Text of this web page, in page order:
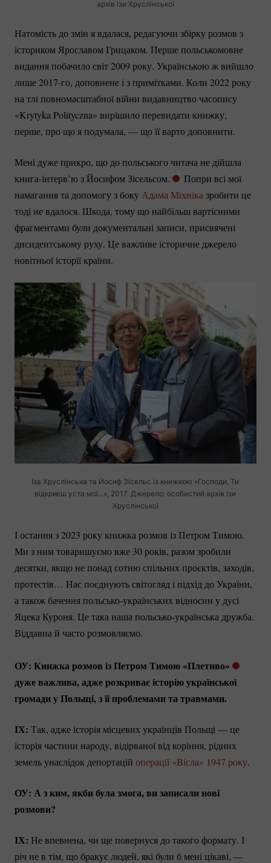
архів Ізи Хруслінської
Натомість до змін я вдалася, редагуючи збірку розмов з
істориком Ярославом Грицаком. Перше польськомовне
видання побачило світ 2009 року. Українською ж вийшло
лише2017-го, доповнене і з примітками. Коли 2022 року
на тлі повномасштабної війни видавництво часопису
«Krytyka Polityczna» вирішило перевидати книжку,
перше, про що я подумала, — що її варто доповнити.
Мені дуже прикро, що до польського читача не дійшла
книга-інтерв’ю з Йосифом Зісельсом.
Попри всі мої
намагання та допомогу з боку Адама Міхніка зробити це
тоді не вдалося. Шкода, тому що найбільш вартісними
фрагментами були документальні записи, присвячені
дисидентському руху. Це важливе історичне джерело
новітньої історії країни.
Іза Хруслінська та Йосиф Зісельс із книжкою «Господи, Ти
відкриєш уcта мої...», 2017. Джерело: особистий архів Ізи
Хруслінської
І остання з 2023 року книжка розмов із Петром Тимою.
Ми з ним товаришуємо вже 30 років, разом зробили
десятки, якщо не понад сотню спільних проєктів, заходів,
протестів… Нас поєднують світогляд і підхід до України,
а також баченняпольсько-українських відносин у дусі
Яцека Куроня. Це така наша польсько-українська дружба.
Віддавна й часто розмовляємо.
ОУ: Книжка розмов із Петром Тимою «Плетиво»
дуже важлива, адже розкриває історію української
громади у Польщі, з її проблемами та травмами.
ІХ: Так, адже історія місцевих українців Польщі — це
історія частини народу, відірваної від коріння, рідних
земель унаслідок депортацій операції «Вісла» 1947 року.
ОУ: А з ким, якби була змога, ви записали нові
розмови?
ІХ: Не впевнена, чи ще повернуся до такого формату. І
річ не в тім, що бракує людей, які були б мені цікаві, —